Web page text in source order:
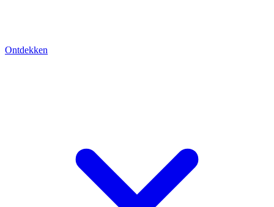
Ontdekken